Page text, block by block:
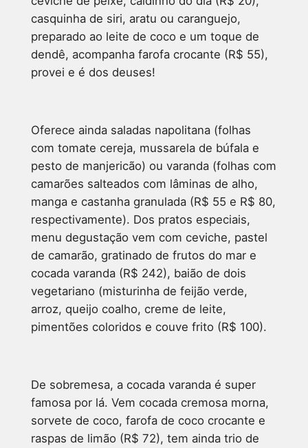
casquinha de siri, aratu ou caranguejo,
preparado ao leite de coco e um toque de
dendê, acompanha farofa crocante (R$ 55),
provei e é dos deuses!
Oferece ainda saladas napolitana (folhas
com tomate cereja, mussarela de búfala e
pesto de manjericão) ou varanda (folhas com
camarões salteados com lâminas de alho,
manga e castanha granulada (R$ 55 e R$ 80,
respectivamente). Dos pratos especiais,
menu degustação vem com ceviche, pastel
de camarão, gratinado de frutos do mar e
cocada varanda (R$ 242), baião de dois
vegetariano (misturinha de feijão verde,
arroz, queijo coalho, creme de leite,
pimentões coloridos e couve frito (R$ 100).
De sobremesa, a cocada varanda é super
famosa por lá. Vem cocada cremosa morna,
sorvete de coco, farofa de coco crocante e
raspas de limão (R$ 72), tem ainda trio de